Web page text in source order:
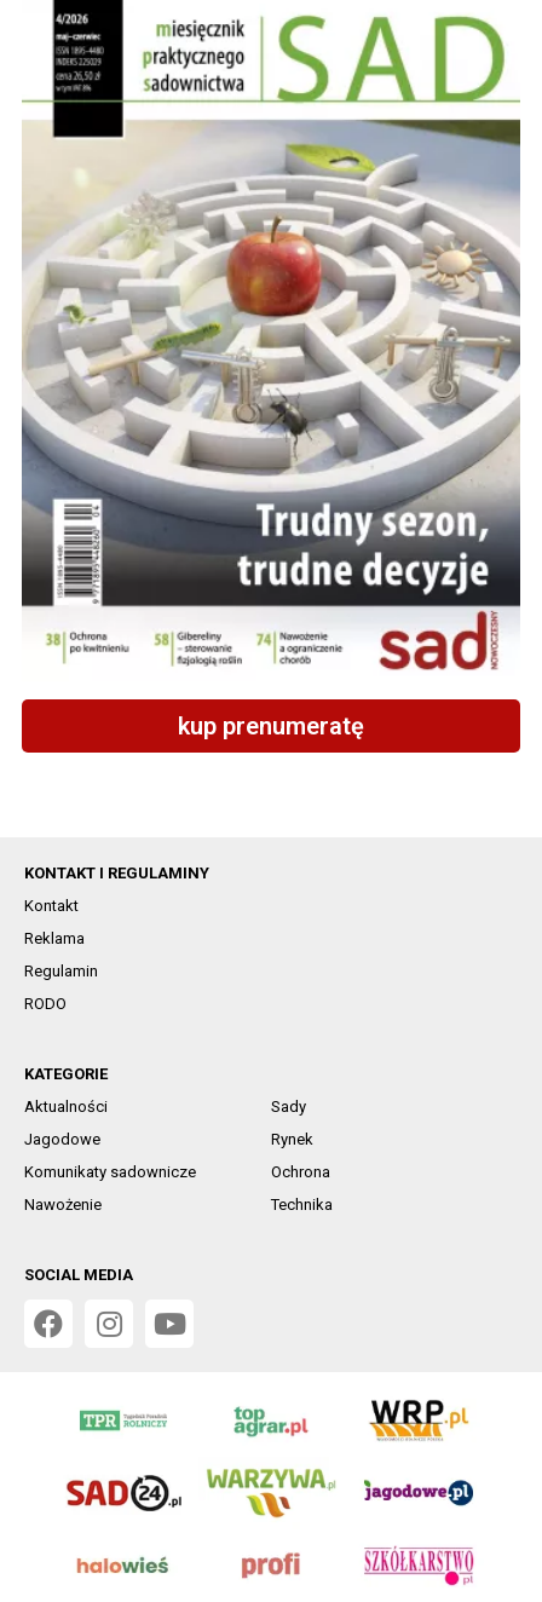
kup prenumeratę
KONTAKT I REGULAMINY
Kontakt
Reklama
Regulamin
RODO
KATEGORIE
Aktualności
Sady
Jagodowe
Rynek
Komunikaty sadownicze
Ochrona
Nawożenie
Technika
SOCIAL MEDIA